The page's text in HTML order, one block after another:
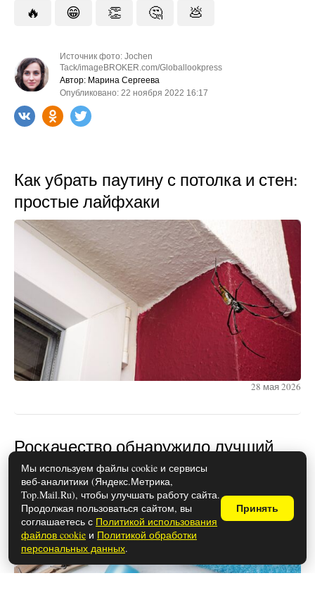
🔥 😁 👏 🤔 💩
Источник фото: Jochen
Tack/imageBROKER.com/Globallookpress
Автор: Марина Сергеева
Опубликовано: 22 ноября 2022 16:17
Как убрать паутину с потолка и стен:
простые лайфхаки
28 мая 2026
Роскачество обнаружило лучший
стиральный порошок, идеально
отстирывающий пятна: список
опубликован
Мы используем файлы cookie и сервисы
веб-аналитики (Яндекс.Метрика,
Top.Mail.Ru), чтобы улучшать работу сайта.
Продолжая пользоваться сайтом, вы
соглашаетесь с Политикой использования
файлов cookie и Политикой обработки
персональных данных.
Принять